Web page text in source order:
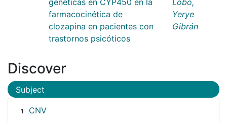
farmacocinética de
clozapina en pacientes con
trastornos psicóticos
Yerye
Gibrán
Discover
Subject
1 CNV